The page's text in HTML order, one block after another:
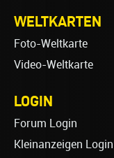
WELTKARTEN
Foto-Weltkarte
Video-Weltkarte
LOGIN
Forum Login
Kleinanzeigen Login